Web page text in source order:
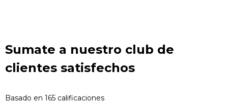
Sumate a nuestro club de
clientes satisfechos
Basado en 165 calificaciones